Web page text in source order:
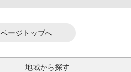
ページトップへ
地域から探す